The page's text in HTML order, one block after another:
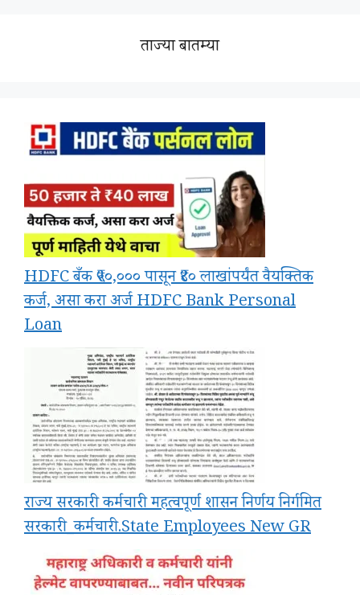
ताज्या बातम्या
HDFC बँक ₹५०,००० पासून ₹४० लाखांपर्यंत वैयक्तिक
कर्ज, असा करा अर्ज HDFC Bank Personal
Loan
राज्य सरकारी कर्मचारी महत्वपूर्ण शासन निर्णय निर्गमित
सरकारी_कर्मचारी.State Employees New GR